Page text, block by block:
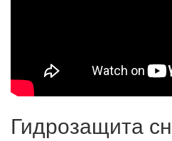
Гидрозащита